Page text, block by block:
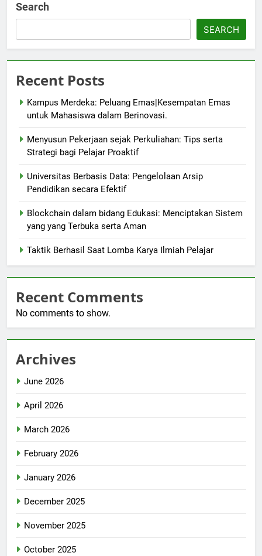
Search
SEARCH
Recent Posts
Kampus Merdeka: Peluang Emas|Kesempatan Emas
untuk Mahasiswa dalam Berinovasi.
Menyusun Pekerjaan sejak Perkuliahan: Tips serta
Strategi bagi Pelajar Proaktif
Universitas Berbasis Data: Pengelolaan Arsip
Pendidikan secara Efektif
Blockchain dalam bidang Edukasi: Menciptakan Sistem
yang yang Terbuka serta Aman
Taktik Berhasil Saat Lomba Karya Ilmiah Pelajar
Recent Comments
No comments to show.
Archives
June 2026
April 2026
March 2026
February 2026
January 2026
December 2025
November 2025
October 2025